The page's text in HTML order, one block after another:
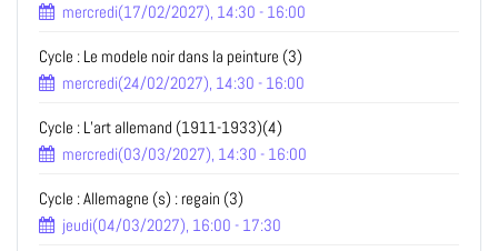
mercredi(17/02/2027), 14:30 - 16:00
Cycle : Le modele noir dans la peinture (3)
mercredi(24/02/2027), 14:30 - 16:00
Cycle : L’art allemand (1911-1933)(4)
mercredi(03/03/2027), 14:30 - 16:00
Cycle : Allemagne (s) : regain (3)
jeudi(04/03/2027), 16:00 - 17:30